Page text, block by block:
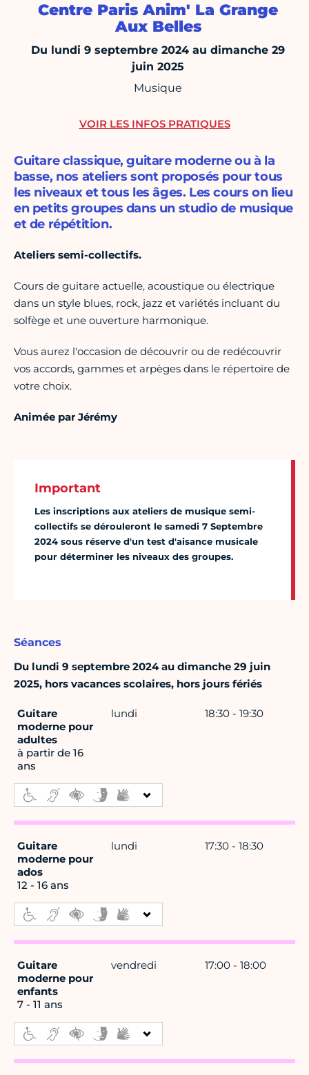
Centre Paris Anim' La Grange
Aux Belles
Du lundi 9 septembre 2024 au dimanche 29
juin 2025
Musique
Guitare classique, guitare moderne ou à la
basse, nos ateliers sont proposés pour tous
les niveaux et tous les âges. Les cours on lieu
en petits groupes dans un studio de musique
et de répétition.
Ateliers semi-collectifs.
Cours de guitare actuelle, acoustique ou électrique
dans un style blues, rock, jazz et variétés incluant du
solfège et une ouverture harmonique.
Vous aurez l'occasion de découvrir ou de redécouvrir
vos accords, gammes et arpèges dans le répertoire de
votre choix.
Animée par Jérémy
Important
Les inscriptions aux ateliers de musique semi-
collectifs se dérouleront le samedi 7 Septembre
2024 sous réserve d'un test d'aisance musicale
pour déterminer les niveaux des groupes.
Séances
Du lundi 9 septembre 2024 au dimanche 29 juin
2025, hors vacances scolaires, hors jours fériés
Guitare
moderne pour
adultes
à partir de 16
ans
lundi 18:30 - 19:30
Guitare
moderne pour
ados
12 - 16 ans
lundi 17:30 - 18:30
Guitare
moderne pour
enfants
7 - 11 ans
vendredi 17:00 - 18:00
VOIR LES INFOS PRATIQUES